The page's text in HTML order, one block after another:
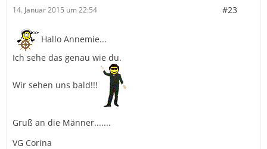
14. Januar 2015 um 22:54 #23
Hallo Annemie...
Ich sehe das genau wie du.
Wir sehen uns bald!!!
Gruß an die Männer.......
VG Corina